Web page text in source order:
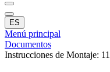
ES
Menú principal
Documentos
Instrucciones de Montaje: